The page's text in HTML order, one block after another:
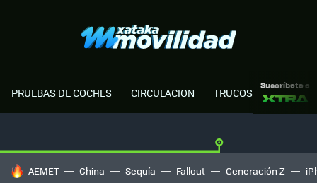
PRUEBAS DE COCHES CIRCULACION TRUCOS MOTOR
Suscríbete a
HOY SE HABLA DE
AEMET China Sequía Fallout Generación Z